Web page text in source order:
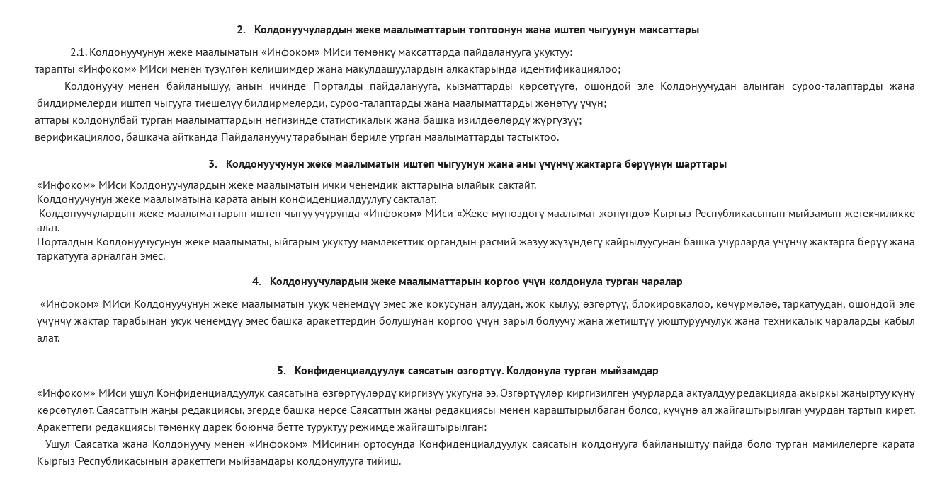
2.
Колдонуучулардын жеке маалыматтарын топтоонун жана иштеп чыгуунун максаттары
2.1. Колдонуучунун жеке маалыматын «Инфоком» МИси төмөнкү максаттарда пайдаланууга укуктуу:
тарапты «Инфоком» МИси менен түзүлгөн келишимдер жана макулдашуулардын алкактарында идентификациялоо;
Колдонуучу менен байланышуу, анын ичинде Порталды пайдаланууга, кызматтарды көрсөтүүгө, ошондой эле Колдонуучудан алынган суроо-талаптарды жана
билдирмелерди иштеп чыгууга тиешелүү билдирмелерди, суроо-талаптарды жана маалыматтарды жөнөтүү үчүн;
аттары колдонулбай турган маалыматтардын негизинде статистикалык жана башка изилдөөлөрдү жүргүзүү;
верификациялоо, башкача айтканда Пайдалануучу тарабынан бериле утрган маалыматтарды тастыктоо.
3.
Колдонуучунун жеке маалыматын иштеп чыгуунун жана аны үчүнчү жактарга берүүнүн шарттары
«Инфоком» МИси Колдонуучулардын жеке маалыматын ички ченемдик акттарына ылайык сактайт.
Колдонуучунун жеке маалыматына карата анын конфиденциалдуулугу сакталат.
Колдонуучулардын жеке маалыматтарын иштеп чыгуу учурунда «Инфоком» МИси«Жеке мүнөздөгү маалымат жөнүндө» Кыргыз Республикасынын мыйзамын жетекчиликке
алат.
Порталдын Колдонуучусунун жеке маалыматы, ыйгарым укуктуу мамлекеттик органдын расмий жазуу жүзүндөгү кайрылуусунан башка учурларда үчүнчү жактарга берүү жана
таркатууга арналган эмес.
4.
Колдонуучулардын жеке маалыматтарын коргоо үчүн колдонула турган чаралар
«Инфоком» МИси Колдонуучунун жеке маалыматын укук ченемдүү эмес же кокусунан алуудан, жок кылуу, өзгөртүү, блокировкалоо, көчүрмөлөө, таркатуудан, ошондой эле
үчүнчү жактар тарабынан укук ченемдүү эмес башка аракеттердин болушунан коргоо үчүн зарыл болуучу жана жетиштүү уюштуруучулук жана техникалык чараларды кабыл
алат.
5. Конфиденциалдуулук саясатын өзгөртүү. Колдонула турган мыйзамдар
«Инфоком» МИси ушул Конфиденциалдуулук саясатына өзгөртүүлөрдү киргизүү укугуна ээ. Өзгөртүүлөр киргизилген учурларда актуалдуу редакцияда акыркы жаңыртуу күнү
көрсөтүлөт. Саясаттын жаңы редакциясы, эгерде башка нерсе Саясаттын жаңы редакциясы менен караштырылбаган болсо, күчүнө ал жайгаштырылган учурдан тартып кирет.
Аракеттеги редакциясы төмөнкү дарек боюнча бетте туруктуу режимде жайгаштырылган:
Ушул Саясатка жана Колдонуучу менен «Инфоком» МИсинин ортосунда Конфиденциалдуулук саясатын колдонууга байланыштуу пайда боло турган мамилелерге карата
Кыргыз Республикасынын аракеттеги мыйзамдары колдонулууга тийиш.